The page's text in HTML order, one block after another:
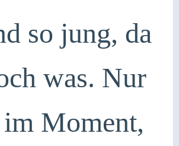
so jung, da
was. Nur
Moment,